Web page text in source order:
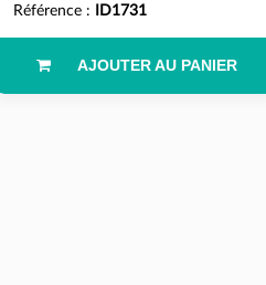
Référence : ID1731
AJOUTER AU PANIER